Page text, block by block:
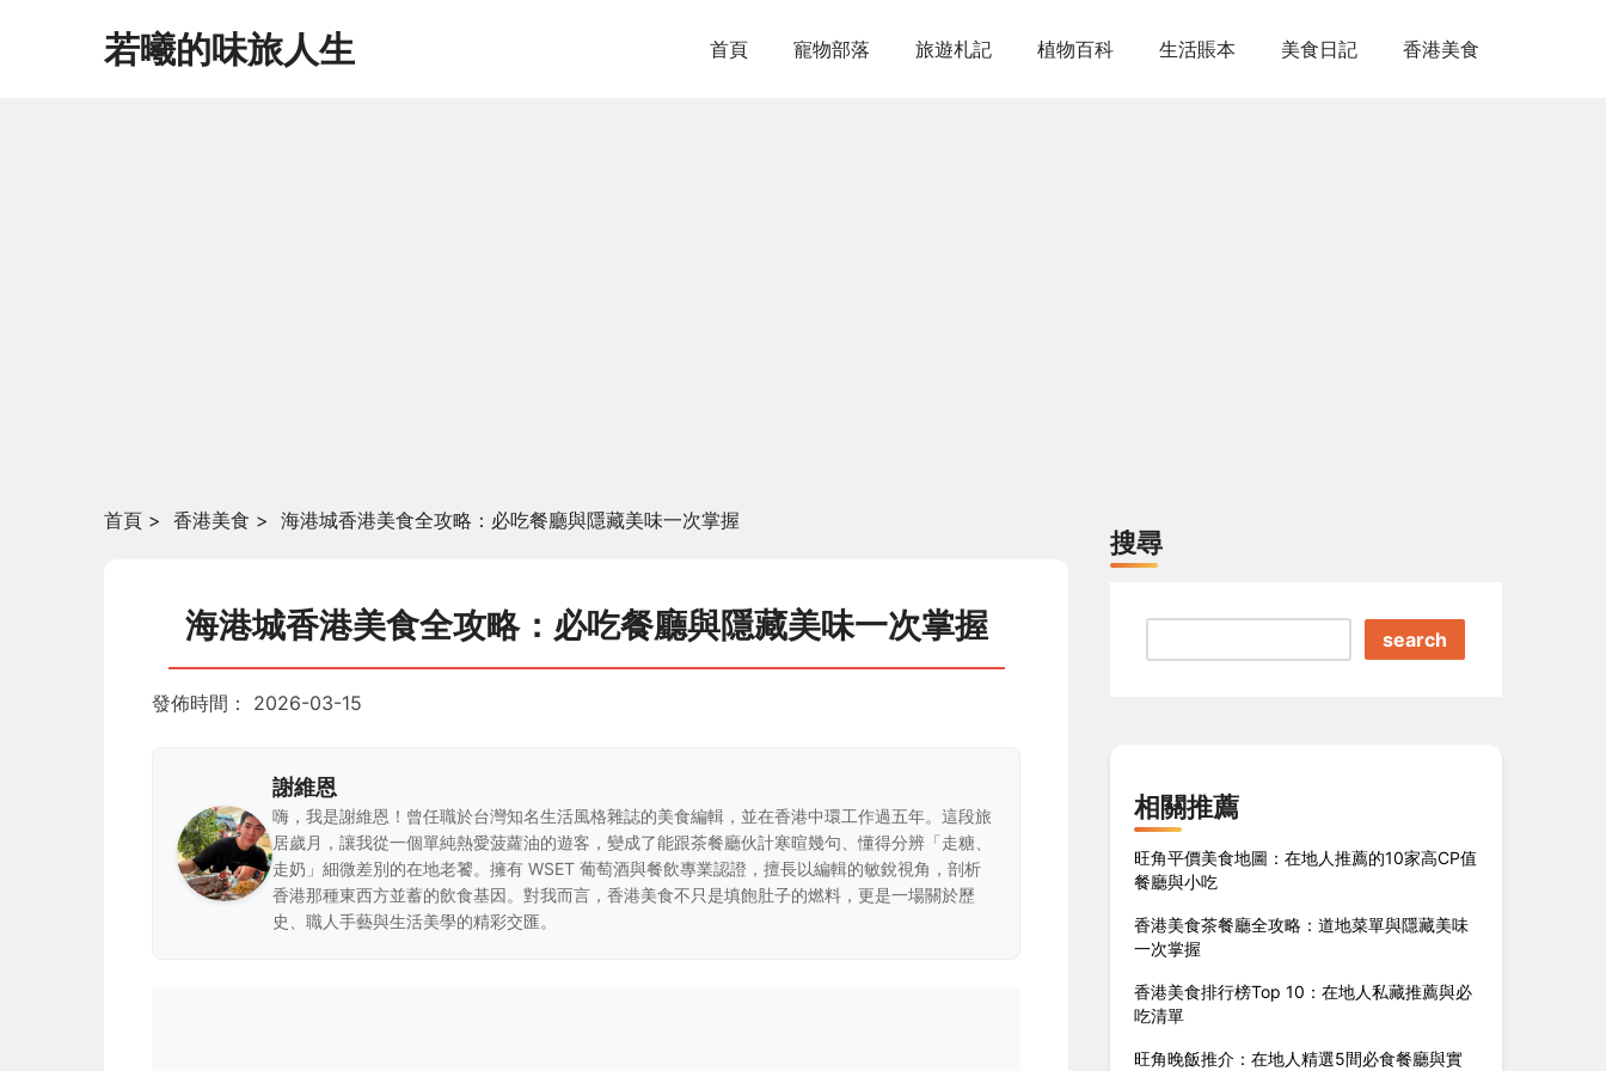
若曦的味旅人生 首頁 寵物部落 旅遊札記 植物百科 生活賬本 美食日記 香港美食
首頁 > 香港美食 > 海港城香港美食全攻略：必吃餐廳與隱藏美味一次掌握
海港城香港美食全攻略：必吃餐廳與隱藏美味一次掌握
發佈時間： 2026-03-15
謝維恩
嗨，我是謝維恩！曾任職於台灣知名生活風格雜誌的美食編輯，並在香港中環工作過五年。這段旅
居歲月，讓我從一個單純熱愛菠蘿油的遊客，變成了能跟茶餐廳伙計寒暄幾句、懂得分辨「走糖、
走奶」細微差別的在地老饕。擁有 WSET 葡萄酒與餐飲專業認證，擅長以編輯的敏銳視角，剖析
香港那種東西方並蓄的飲食基因。對我而言，香港美食不只是填飽肚子的燃料，更是一場關於歷
史、職人手藝與生活美學的精彩交匯。
搜尋
search
相關推薦
旺角平價美食地圖：在地人推薦的10家高CP值
餐廳與小吃
香港美食茶餐廳全攻略：道地菜單與隱藏美味
一次掌握
香港美食排行榜Top 10：在地人私藏推薦與必
吃清單
旺角晚飯推介：在地人精選5間必食餐廳與實